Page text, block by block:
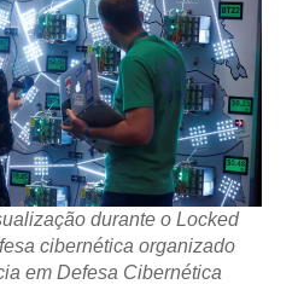
durante o Locked
cibernética organizado
em Defesa Cibernética